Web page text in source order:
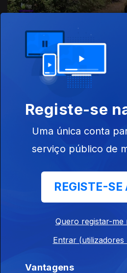
Registe-se
Uma única conta
serviço público de
REGISTE-SE
Quero registar-me
Entrar (utilizadores
Vantagens